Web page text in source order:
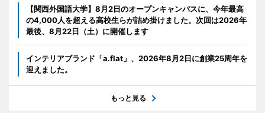
【関西外国語大学】8月2日のオープンキャンパスに、今年最高
の4,000人を超える高校生らが詰め掛けました。次回は2026年
最後、8月22日（土）に開催します
インテリアブランド「a.flat」、2026年8月2日に創業25周年を
迎えました。
もっと見る